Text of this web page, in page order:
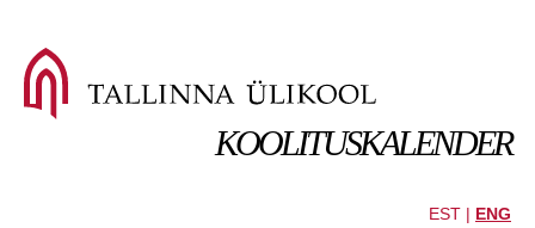
KOOLITUSKALENDER
EST | ENG